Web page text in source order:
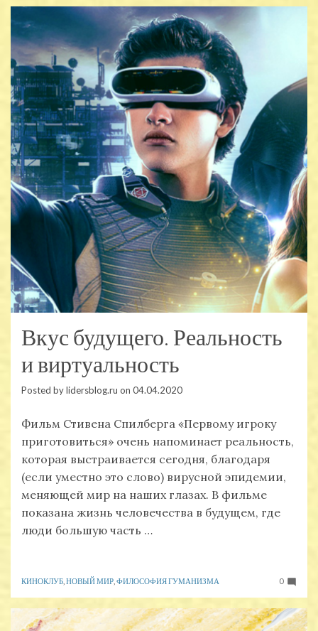
Вкус будущего. Реальность
и виртуальность
Posted bylidersblog.ru on 04.04.2020
Фильм Стивена Спилберга «Первому игроку
приготовиться» очень напоминает реальность,
которая выстраивается сегодня, благодаря
(если уместно это слово) вирусной эпидемии,
меняющей мир на наших глазах. В фильме
показана жизнь человечества в будущем, где
люди большую часть …
КИНОКЛУБ НОВЫЙ МИР ФИЛОСОФИЯ ГУМАНИЗМА 0